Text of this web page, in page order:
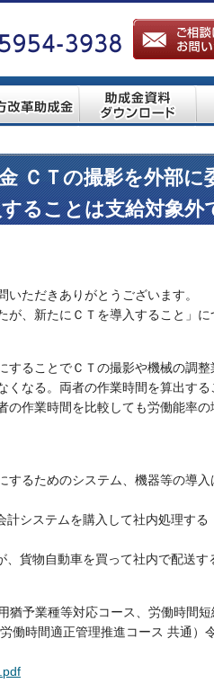
ＣＴの撮影を外部に
ることは支給対象外
ただきありがとうございます。
、新たにＣＴを導入すること」に
することでＣＴの撮影や機械の調
なる。両者の作業時間を算出する
の作業時間を比較しても労働能率
するためのシステム、機器等の導
計システムを購入して社内処理する
貨物自動車を買って社内で配送す
猶予業種等対応コース、労働時間
働時間適正管理推進コース 共通）